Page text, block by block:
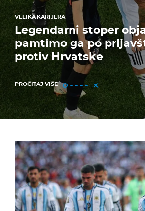
VELIKA KARIJERA
Legendarni stoper
pamtimo ga po
protiv Hrvatske
PROČITAJ VIŠE